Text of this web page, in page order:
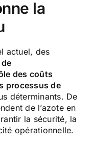
la
actuel, des
des coûts
processus de
déterminants. De
de l’azote en
la sécurité, la
opérationnelle.